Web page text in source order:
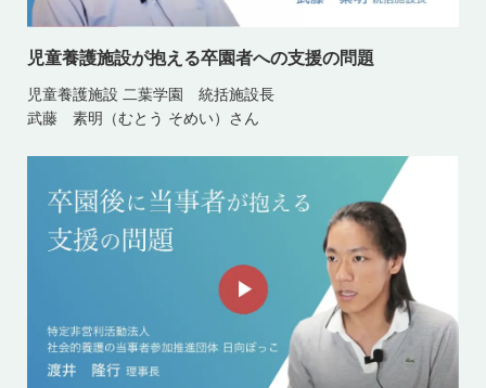
児童養護施設が抱える卒園者への支援の問題
児童養護施設 二葉学園 統括施設長
武藤 素明（むとう そめい）さん